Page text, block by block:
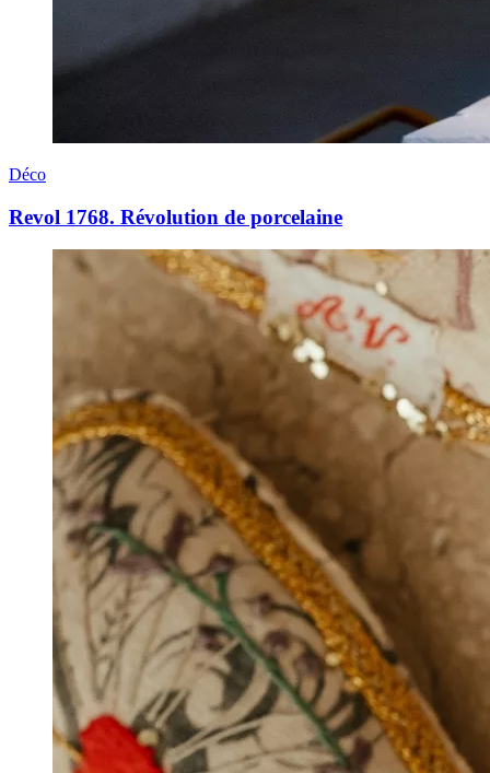
Déco
Revol 1768. Révolution de porcelaine